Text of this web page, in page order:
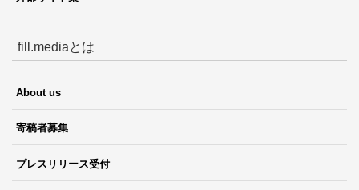
fill.mediaとは
About us
寄稿者募集
プレスリリース受付